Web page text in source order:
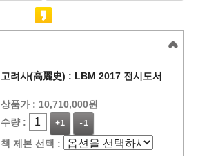
고려사(高麗史) : LBM 2017 전시도서
상품가 : 10,710,000원
수량 :
+1 -1
책 제본 선택 :